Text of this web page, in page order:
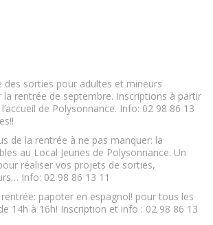
des sorties pour adultes et mineurs
la rentrée de septembre. Inscriptions à partir
de Polysonnance. Info: 02 98 86 13
de la rentrée à ne pas manquer: la
au Local Jeunes de Polysonnance. Un
réaliser vos projets de sorties,
Info: 02 98 86 13 11
papoter en espagnol! pour tous les
14h à 16h! Inscription et info : 02 98 86 13